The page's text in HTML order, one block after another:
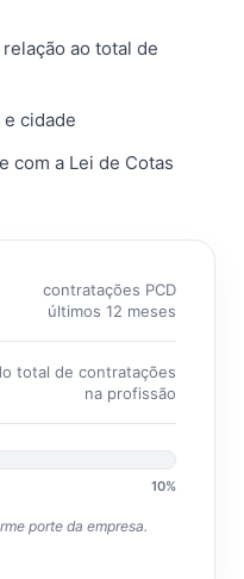
ao total de
cidade
com a Lei de Cotas
contratações PCD
últimos 12 meses
total de contratações
na profissão
10%
porte da empresa.